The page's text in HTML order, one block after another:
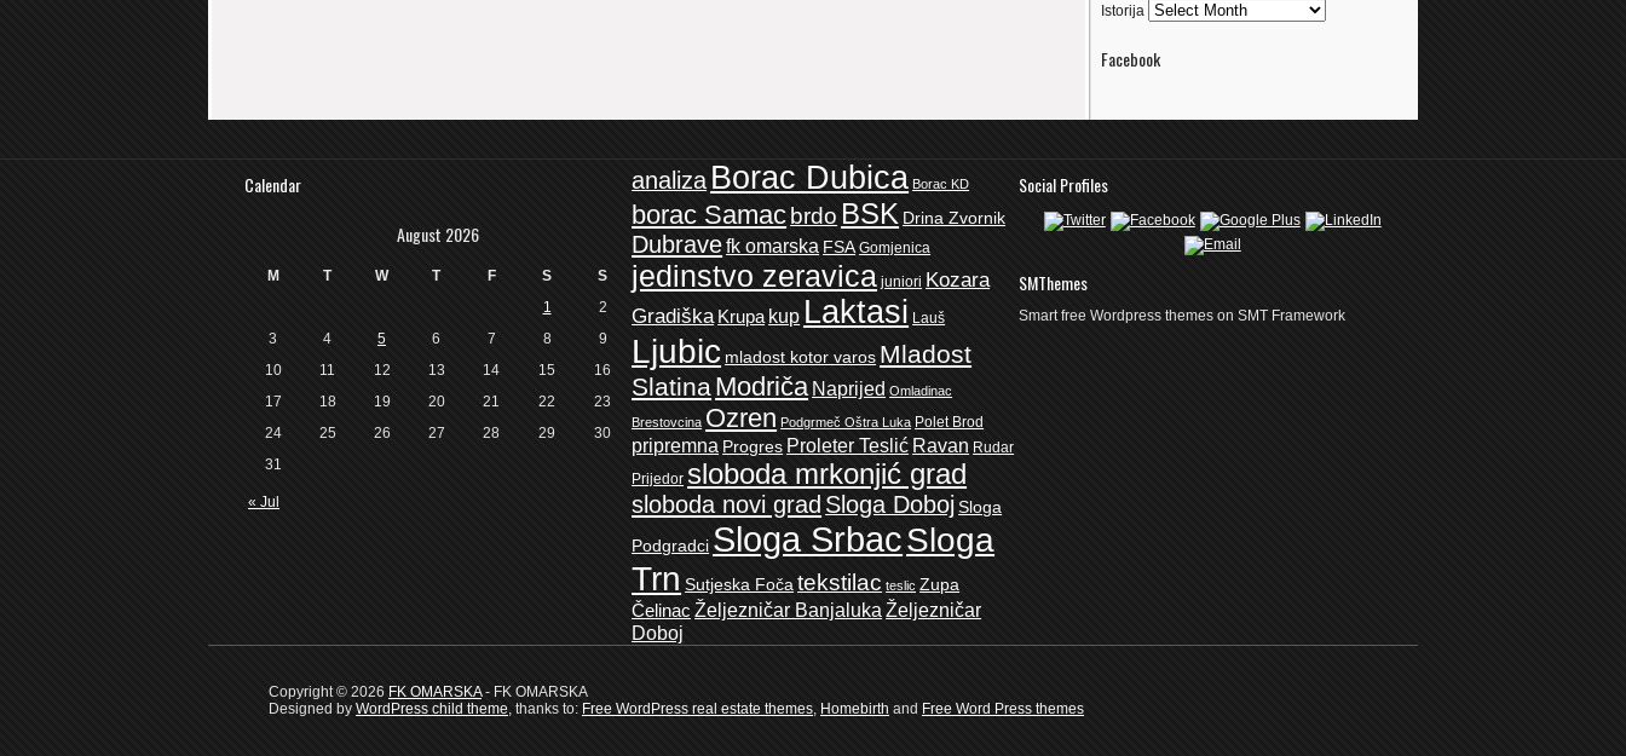
Istorija
Facebook
Calendar
August 2026
M T W T F S S
« Jul
1
2
3
4 5 6 7 8
9
10
11 12 13 14 15
16
17
18 19 20 21 22
23
24
25 26 27 28 29
30
31
analiza Borac Dubica Borac KD
borac Samacbrdo BSK Drina Zvornik
Dubravefk omarska FSA Gomjenica
jedinstvo zeravica juniori Kozara
Gradiška Krupa kup Laktasi Lauš
Ljubic mladost kotor varos Mladost
SlatinaModriča Naprijed Omladinac
Brestovcina Ozren Podgrmeč Oštra Luka Polet Brod
pripremna Progres Proleter Teslić Ravan Rudar
Prijedor sloboda mrkonjić grad
sloboda novi grad Sloga DobojSloga
Podgradci Sloga SrbacSloga
Trn Sutjeska Foča tekstilac teslic Zupa
Čelinac Željezničar Banjaluka Željezničar
Doboj
Social Profiles
SMThemes
Smart free Wordpress themes on SMT Framework
Copyright © 2026 FK OMARSKA- FK OMARSKA
Designed by WordPress child theme , thanks to: Free WordPress real estate themes Homebirth and Free Word Press themes